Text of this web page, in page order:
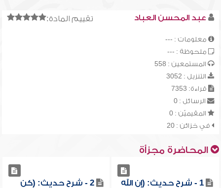
تقييم المادة: عبد المحسن العباد
معلومات : ---
ملحوظة : ---
المستمعين : 558
التنزيل : 3052
قراءة: 7353
الرسائل : 0
المقيميّن : 0
في خزائن : 20
المحاضرة مجزأة
1 - شرح حديث: (إن الله
2 - شرح حديث: (كن